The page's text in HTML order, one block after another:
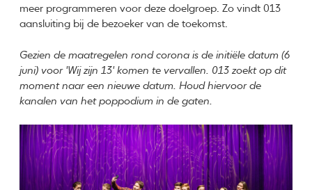
meer programmeren voor deze doelgroep. Zo vindt 013
aansluiting bij de bezoeker van de toekomst.
Gezien de maatregelen rond corona is de initiële datum (6
juni) voor 'Wij zijn 13' komen te vervallen. 013 zoekt op dit
moment naar een nieuwe datum. Houd hiervoor de
kanalen van het poppodium in de gaten.